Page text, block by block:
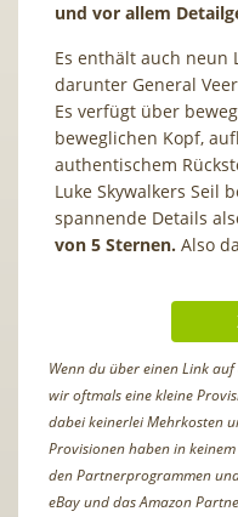
und vor allem
Es enthält auch neun
darunter General
Es verfügt über
beweglichen Kopf,
authentischem
Luke Skywalkers Seil
spannende Details
von 5 Sternen. Also
Wenn du über einen Link
wir oftmals eine kleine
dabei keinerlei Mehrkosten
Provisionen haben in
den Partnerprogrammen
eBay und das Amazon